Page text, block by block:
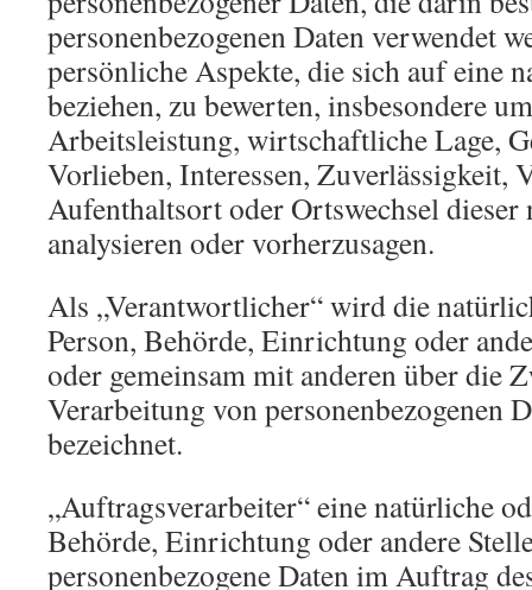
personenbezogenen Daten verwendet
persönliche Aspekte, die sich auf eine
beziehen, zu bewerten, insbesondere
Arbeitsleistung, wirtschaftliche Lage,
Vorlieben, Interessen, Zuverlässigkeit,
Aufenthaltsort oder Ortswechsel dieser
analysieren oder vorherzusagen.
Als „Verantwortlicher“ wird die
Person, Behörde, Einrichtung oder
oder gemeinsam mit anderen über die
Verarbeitung von personenbezogenen
bezeichnet.
„Auftragsverarbeiter“ eine natürliche
Behörde, Einrichtung oder andere
personenbezogene Daten im Auftrag